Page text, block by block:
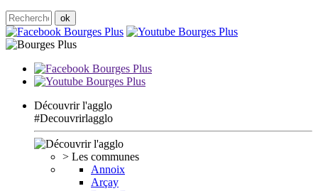
Découvrir l'agglo
#Decouvrirlagglo
> Les communes
Annoix
Arçay